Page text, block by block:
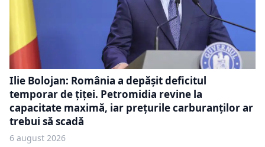
Ilie Bolojan: România a depășit deficitul
temporar de țiței. Petromidia revine la
capacitate maximă, iar prețurile carburanților ar
trebui să scadă
6 august 2026